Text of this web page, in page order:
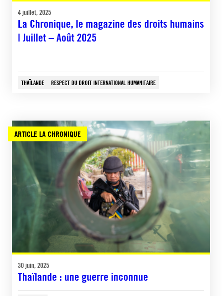
4 juillet, 2025
La Chronique, le magazine des droits humains
| Juillet – Août 2025
THAÏLANDE RESPECT DU DROIT INTERNATIONAL HUMANITAIRE
ARTICLE LA CHRONIQUE
30 juin, 2025
Thaïlande : une guerre inconnue